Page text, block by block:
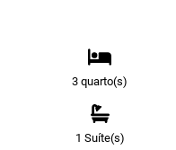
3 quarto(s)
1 Suíte(s)